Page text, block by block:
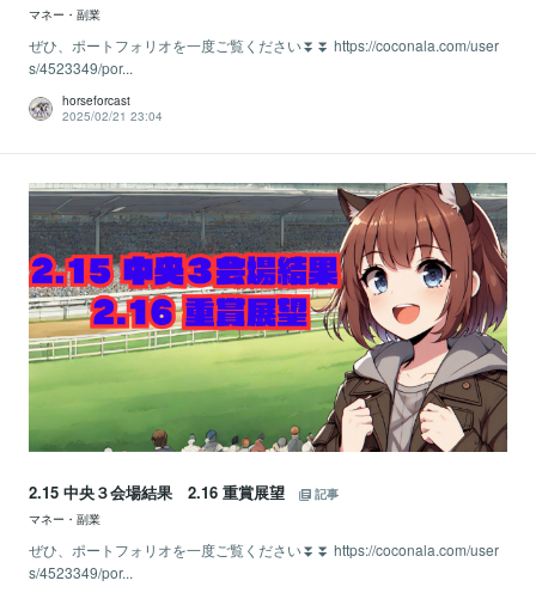
マネー・副業
ぜひ、ポートフォリオを一度ご覧ください⏬⏬ https://coconala.com/user
s/4523349/por...
horseforcast
2025/02/21 23:04
2.15 中央３会場結果 2.16 重賞展望
記事
マネー・副業
ぜひ、ポートフォリオを一度ご覧ください⏬⏬ https://coconala.com/user
s/4523349/por...